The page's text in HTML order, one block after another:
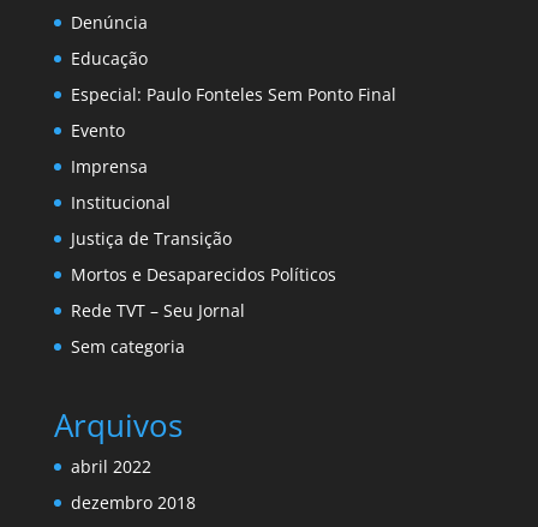
Denúncia
Educação
Especial: Paulo Fonteles Sem Ponto Final
Evento
Imprensa
Institucional
Justiça de Transição
Mortos e Desaparecidos Políticos
Rede TVT – Seu Jornal
Sem categoria
Arquivos
abril 2022
dezembro 2018